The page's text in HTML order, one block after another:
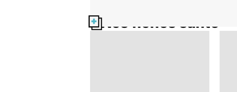
Nos fiches santé